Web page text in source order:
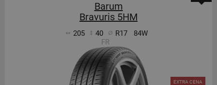
Barum
Bravuris 5HM
205 40 R17
84W
FR
EXTRA CENA